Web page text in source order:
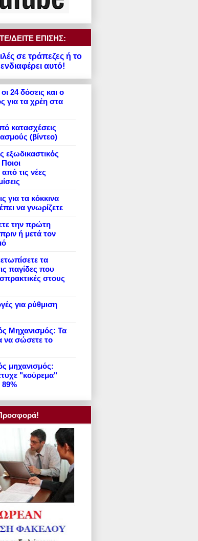
ΔΕΙΤΕ ΕΠΙΣΗΣ:
σε τράπεζες ή το
αυτό!
24 δόσεις και ο
για τα χρέη στα
κατασχέσεις
(βίντεο)
εξωδικαστικός
τις νέες
για τα κόκκινα
να γνωρίζετε
την πρώτη
ή μετά τον
τα
παγίδες που
στους
για ρύθμιση
Μηχανισμός: Τα
να σώσετε το
μηχανισμός:
"κούρεμα"
89%